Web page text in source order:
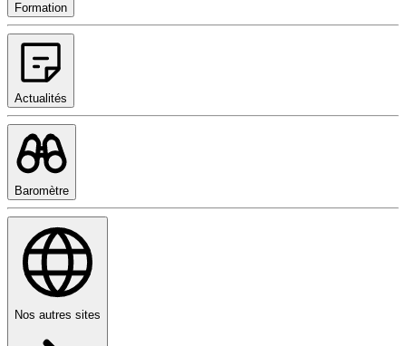
Formation
Actualités
Baromètre
Nos autres sites